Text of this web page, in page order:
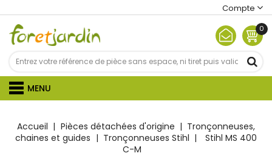
Compte
0
MENU
Accueil Pièces détachées d'origine
Tronçonneuses,
chaines et guides
Tronçonneuses Stihl
Stihl MS 400
C-M